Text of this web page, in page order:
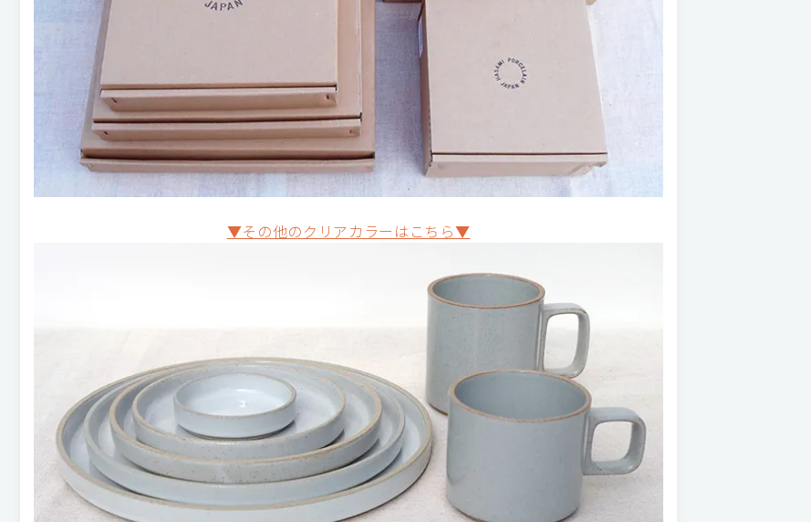
▼その他のクリアカラーはこちら▼